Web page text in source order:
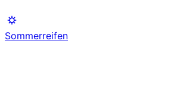
Sommerreifen